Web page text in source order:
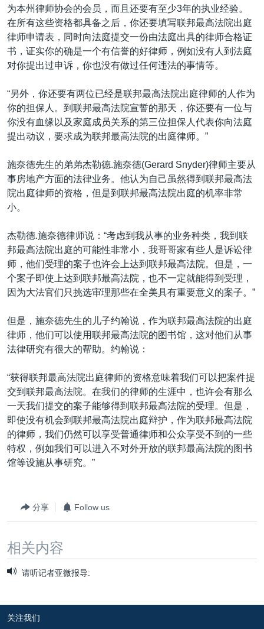
为本州律师协会的会员，而且还要有至少3年的执业经验。
在所有这些资格都具备之后，你还要填写联邦最高法院出庭
律师申请表，同时向法庭提交一份由法庭出具的律师合格证
书，证实你的确是一个有信誉的好律师，例如没有人到法庭
对你提出过申诉，你也没有做过任何违法的事情等。
“另外，你还要有两位已经是联邦最高法院出庭律师的人作为
你的担保人。到联邦最高法院宣誓的那天，你还要有一位与
你没有血缘以及家庭成员关系的第三位担保人代表你向法庭
提出动议，要求成为联邦最高法院的出庭律师。”
施奈德先生的弟弟杰勒德.施奈德(Gerard Snyder)律师主要从
事房地产方面的法律业务。他认为自己虽然得到联邦最高法
院出庭律师的资格，但是到联邦最高法院出庭的机率非常
小。
杰勒德.施奈德律师说：“考虑到我从事的业务种类，我到联
邦最高法院出庭的可能性非常小，我哥哥家有些人是诉讼律
师，他们受理的案子也许会上达到联邦最高法院。但是，一
个案子即使上达到联邦最高法院，也不一定就能得到受理，
因为大法官们只挑选审理那些在全美具有重要意义的案子。”
但是，施奈德先生的儿子约翰说，作为联邦最高法院的出庭
律师，他们可以使用联邦最高法院的图书馆，这对他们从事
法律研究有很大的帮助。约翰说：
“获得联邦最高法院出庭律师的资格意味着我们可以把案件提
交到联邦最高法院。在我们的律师的生涯中，也许会有那么
一天我们提交的案子能够得到联邦最高法院的受理。但是，
即使没有机会到联邦最高法院出庭辩护，作为联邦最高法院
的律师，我们仍然可以享受普通律师和公众享受不到的一些
特权，例如我们可以进入不对外开放的联邦最高法院的图书
馆等设施从事研究。”
分享 Follow us
相关内容
请听记者亚微报导:
关注我们